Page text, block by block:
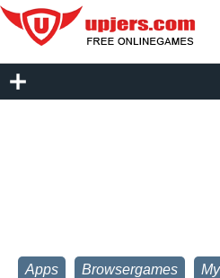
Apps Browsergames